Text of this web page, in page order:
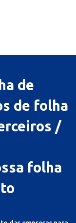
de
de folha
/
folha